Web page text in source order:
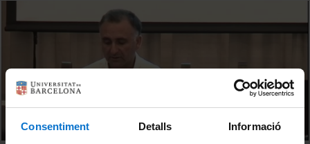
Consentiment Detalls Informació